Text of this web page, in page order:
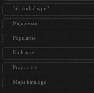
Jak dodać wpis?
Najnowsze
Popularne
Najlepsze
Przyjaciele
Mapa katalogu